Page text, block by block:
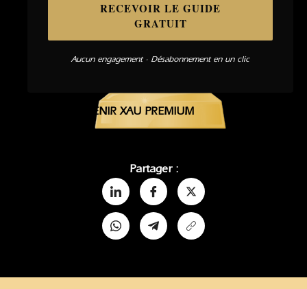
RECEVOIR LE GUIDE
GRATUIT
Aucun engagement · Désabonnement en un clic
DEVENIR XAU PREMIUM
Partager :